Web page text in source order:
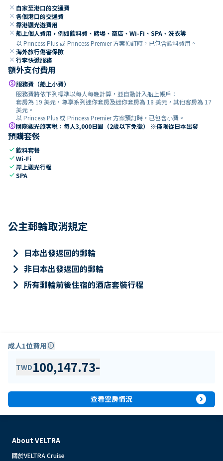
close 自家至港口的交通費
close 各個港口的交通費
close 靠港觀光遊費用
close 船上個人費用，例如飲料費、賭場、商店、Wi-Fi、SPA、洗衣等
以 Princess Plus 或 Princess Premier 方案預訂時，已包含飲料費用。
close 海外旅行傷害保險
close 行李快遞服務
額外支付費用
paid服務費（船上小費）
服務費將依下列標準以每人每晚計算，並自動計入船上帳戶：
套房為 19 美元，尊享系列迷你套房及迷你套房為 18 美元，其他客房為 17
美元。
以 Princess Plus 或 Princess Premier 方案預訂時，已包含小費。
paid國際觀光旅客稅：每人3,000日圓（2歲以下免徵） ※僅限從日本出發
預購套餐
check飲料套餐
checkWi-Fi
check 岸上觀光行程
checkSPA
公主郵輪取消規定
keyboard_arrow_right 日本出發返回的郵輪
keyboard_arrow_right 非日本出發返回的郵輪
keyboard_arrow_right 所有郵輪前後住宿的酒店套裝行程
成人1位費用info
TWD100,147.73-
查看空房情況 expand_circle_right
About VELTRA
關於VELTRA Cruise